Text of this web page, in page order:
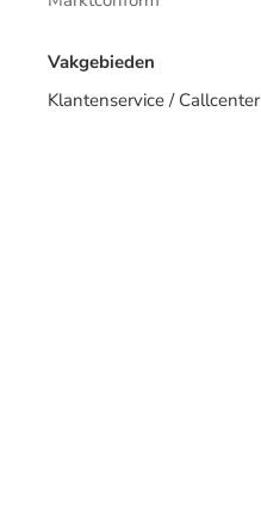
Vakgebieden
Klantenservice / Callcenter